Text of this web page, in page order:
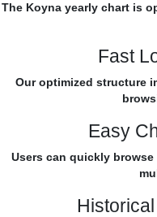
The Koyna yearly chart is
Fast
Our optimized structure
Easy
Users can quickly